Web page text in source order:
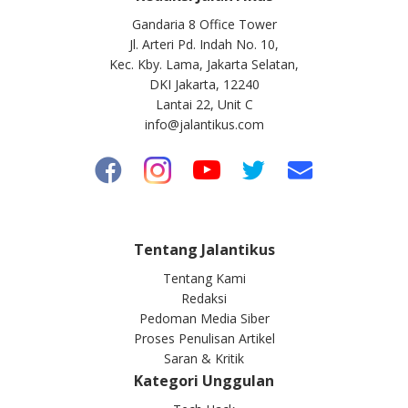
Gandaria 8 Office Tower
Jl. Arteri Pd. Indah No. 10,
Kec. Kby. Lama, Jakarta Selatan,
DKI Jakarta, 12240
Lantai 22, Unit C
info@jalantikus.com
Tentang Jalantikus
Tentang Kami
Redaksi
Pedoman Media Siber
Proses Penulisan Artikel
Saran & Kritik
Kategori Unggulan